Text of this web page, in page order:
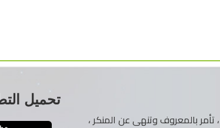
تأمر بالمعروف وتنهى عن المنكر ،
تحميل